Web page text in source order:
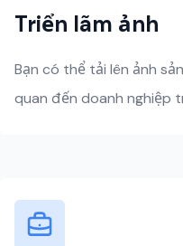
Triển lãm ảnh
Bạn có thể tải lên ảnh
quan đến doanh nghiệp